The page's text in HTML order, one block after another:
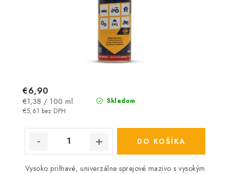
Skladom
€5,61 bez DPH
€6,90
Jednotková
cena:
€1,38 / 100 ml
DO KOŠÍKA
Vysoko priľnavé, univerzálne sprejové mazivo s vysokým